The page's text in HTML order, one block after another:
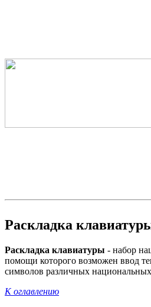
Раскладка
Раскладка клавиатуры - набор
помощи которого возможен ввод
символов различных
К оглавлению